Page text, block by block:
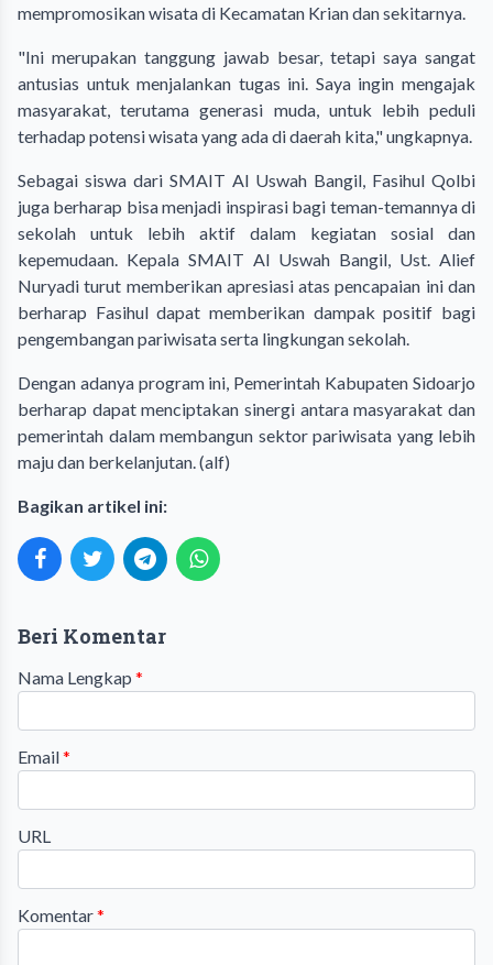
mempromosikan wisata di Kecamatan Krian dan sekitarnya.
"Ini merupakan tanggung jawab besar, tetapi saya sangat
antusias untuk menjalankan tugas ini. Saya ingin mengajak
masyarakat, terutama generasi muda, untuk lebih peduli
terhadap potensi wisata yang ada di daerah kita," ungkapnya.
Sebagai siswa dari SMAIT Al Uswah Bangil, Fasihul Qolbi
juga berharap bisa menjadi inspirasi bagi teman-temannya di
sekolah untuk lebih aktif dalam kegiatan sosial dan
kepemudaan. Kepala SMAIT Al Uswah Bangil, Ust. Alief
Nuryadi turut memberikan apresiasi atas pencapaian ini dan
berharap Fasihul dapat memberikan dampak positif bagi
pengembangan pariwisata serta lingkungan sekolah.
Dengan adanya program ini, Pemerintah Kabupaten Sidoarjo
berharap dapat menciptakan sinergi antara masyarakat dan
pemerintah dalam membangun sektor pariwisata yang lebih
maju dan berkelanjutan. (alf)
Bagikan artikel ini:
Beri Komentar
Nama Lengkap *
Email*
URL
Komentar*